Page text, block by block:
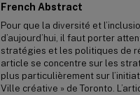
French Abstract
Pour que la diversité et
d’aujourd’hui, il faut porter
stratégies et les politiques de
article se concentre sur les
plus particulièrement sur
Ville créative » de Toronto.